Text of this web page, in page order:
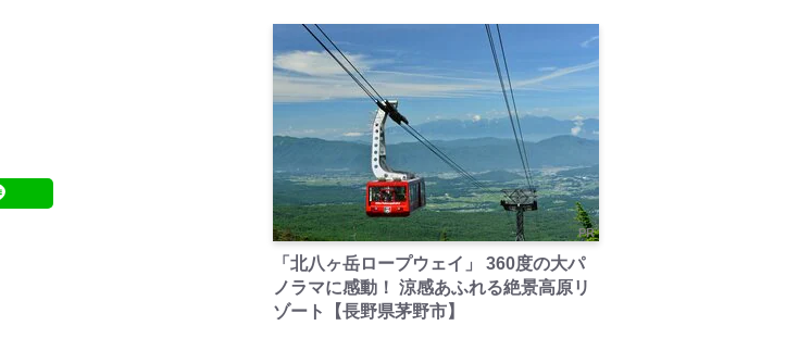
PR
「北八ヶ岳ロープウェイ」 360度の大パ
ノラマに感動！ 涼感あふれる絶景高原リ
ゾート【長野県茅野市】